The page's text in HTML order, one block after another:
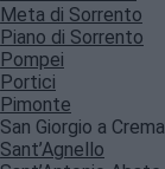
Meta di Sorrento
Piano di Sorrento
Pompei
Portici
Pimonte
San Giorgio a
Sant’Agnello